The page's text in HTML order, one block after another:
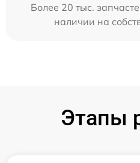
Более 20 тыс.
наличии на
Этапы